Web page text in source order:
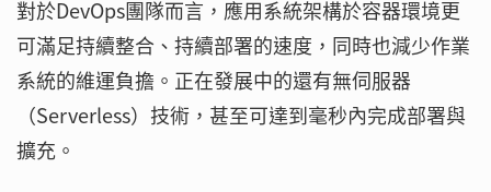
對於DevOps團隊而言，應用系統架構於容器環境更
可滿足持續整合、持續部署的速度，同時也減少作業
系統的維運負擔。正在發展中的還有無伺服器
（Serverless）技術，甚至可達到毫秒內完成部署與
擴充。